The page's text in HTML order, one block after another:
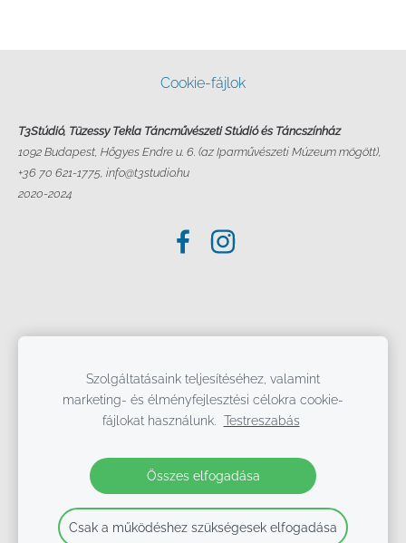
Cookie-fájlok
T3Stúdió, Tüzessy Tekla Táncművészeti Stúdió és Táncszínház
1092 Budapest, Hőgyes Endre u. 6. (az Iparművészeti Múzeum mögött),
+36 70 621-1775, info@t3studio.hu
2020-2024
Szolgáltatásaink teljesítéséhez, valamint
marketing- és élményfejlesztési célokra cookie-
fájlokat használunk.
Testreszabás
Összes elfogadása
Csak a működéshez szükségesek elfogadása